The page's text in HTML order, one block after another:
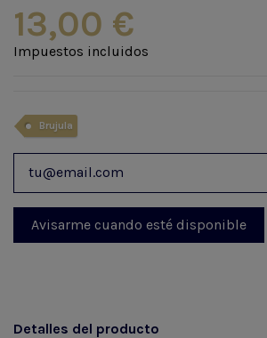
13,00 €
Impuestos incluidos
Brujula
Detalles del producto